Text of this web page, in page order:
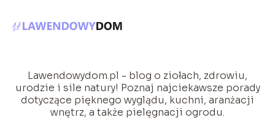
Lawendowydom.pl - blog o ziołach, zdrowiu,
urodzie i sile natury! Poznaj najciekawsze porady
dotyczące pięknego wyglądu, kuchni, aranżacji
wnętrz, a także pielęgnacji ogrodu.